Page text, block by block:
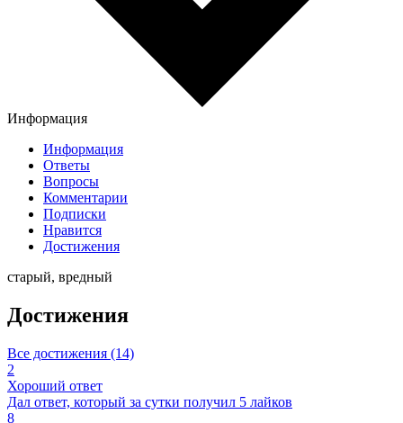
Информация
Информация
Ответы
Вопросы
Комментарии
Подписки
Нравится
Достижения
старый, вредный
Достижения
Все достижения (14)
2
Хороший ответ
Дал ответ, который за сутки получил 5 лайков
8